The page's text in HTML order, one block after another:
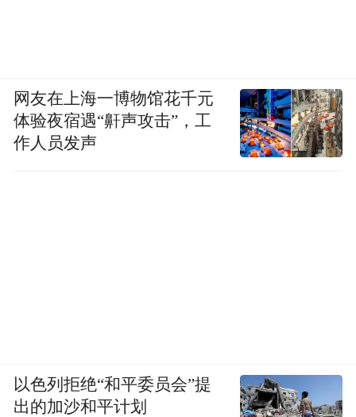
网友在上海一博物馆花千元
体验夜宿遇“鼾声攻击”，工
作人员发声
以色列拒绝“和平委员会”提
出的加沙和平计划